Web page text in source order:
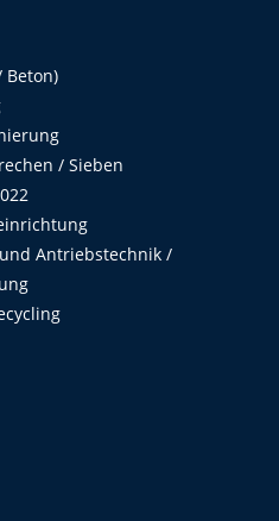
Beton)
/ Sieben
Antriebstechnik /